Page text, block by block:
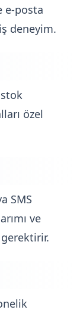
e-posta
deneyim.
stok
özel
SMS
ve